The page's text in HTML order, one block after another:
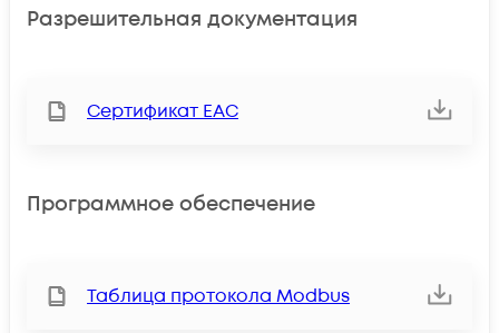
Разрешительная документация
Сертификат ЕАС
Программное обеспечение
Таблица протокола Modbus